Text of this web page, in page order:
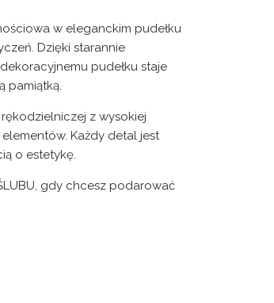
w eleganckim pudełku
Dzięki starannie
pudełku staje
pamiątką.
z wysokiej
Każdy detal jest
o estetykę.
gdy chcesz podarować